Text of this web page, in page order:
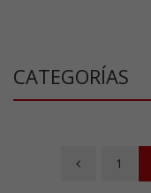
CATEGORÍAS
1